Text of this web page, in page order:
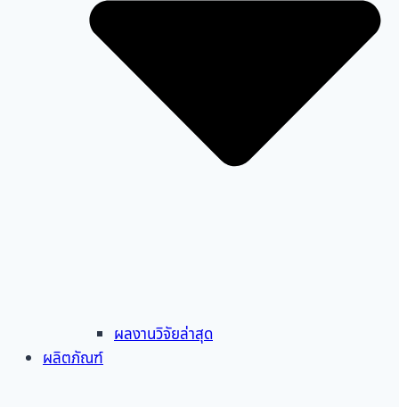
ผลงานวิจัยล่าสุด
ผลิตภัณฑ์